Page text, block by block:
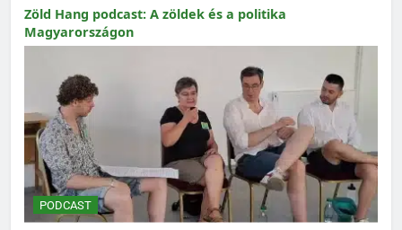
Zöld Hang podcast: A zöldek és a politika
Magyarországon
PODCAST